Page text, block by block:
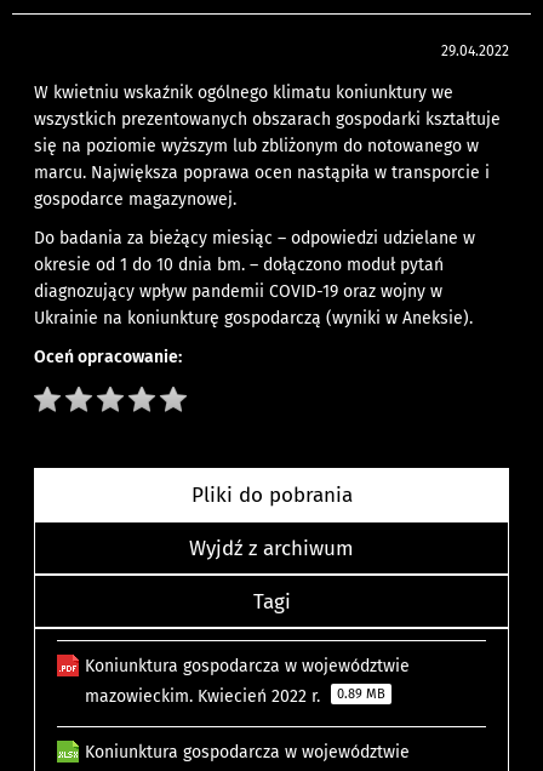
29.04.2022
W kwietniu wskaźnik ogólnego klimatu koniunktury we
wszystkich prezentowanych obszarach gospodarki kształtuje
się na poziomie wyższym lub zbliżonym do notowanego w
marcu. Największa poprawa ocen nastąpiła w transporcie i
gospodarce magazynowej.
Do badania za bieżący miesiąc – odpowiedzi udzielane w
okresie od 1 do 10 dnia bm. – dołączono moduł pytań
diagnozujący wpływ pandemii COVID-19 oraz wojny w
Ukrainie na koniunkturę gospodarczą (wyniki w Aneksie).
Oceń opracowanie:
Pliki do pobrania
Wyjdź z archiwum
Tagi
Koniunktura gospodarcza w województwie
mazowieckim. Kwiecień 2022 r.
0.89 MB
Koniunktura gospodarcza w województwie